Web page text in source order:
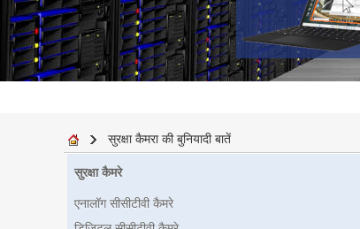
सुरक्षा कैमरा की बुनियादी बातें
सुरक्षा कैमरे
एनालॉग सीसीटीवी कैमरे